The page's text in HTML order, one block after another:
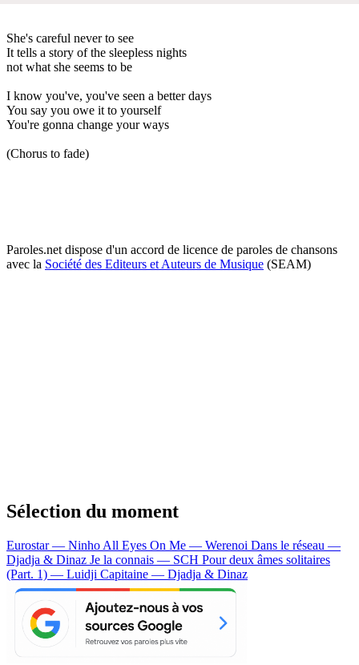
She's careful never to see
It tells a story of the sleepless nights
not what she seems to be
I know you've, you've seen a better days
You say you owe it to yourself
You're gonna change your ways
(Chorus to fade)
Paroles.net dispose d'un accord de licence de paroles de chansons
avec la Société des Editeurs et Auteurs de Musique (SEAM)
Sélection du moment
Eurostar — Ninho All Eyes On Me — Werenoi Dans le réseau —
Djadja & Dinaz Je la connais — SCH Pour deux âmes solitaires
(Part. 1) — Luidji Capitaine — Djadja & Dinaz